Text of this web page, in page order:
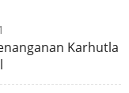
Karhutla